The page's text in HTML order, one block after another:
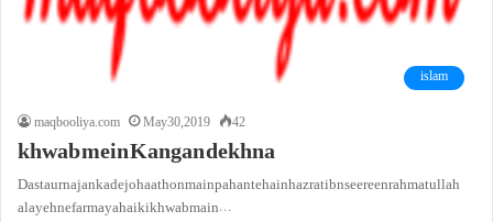
islam
maqbooliya.com
May 30, 2019 42
khwab mein Kangan dekhna
Dast aur najan kade jo haathon main pahante hain hazrat ibn seereen rahmatullah
alayeh ne farmaya hai ki khwab main…